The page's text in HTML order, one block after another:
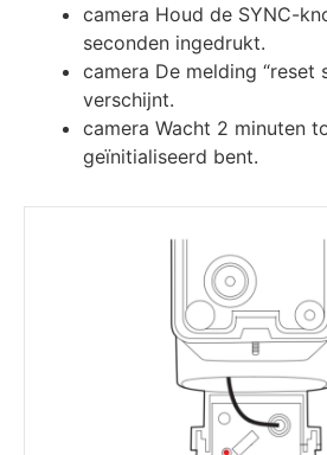
camera Houd de SYNC-
seconden ingedrukt.
camera De melding “reset
verschijnt.
camera Wacht 2 minuten
geïnitialiseerd bent.